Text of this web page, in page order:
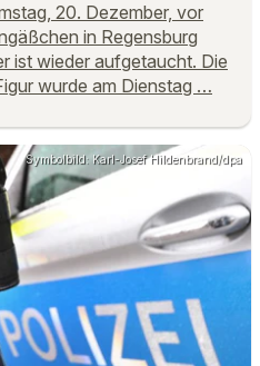
20. Dezember, vor
in Regensburg
ist wieder aufgetaucht. Die
wurde am Dienstag …
Symbolbild: Karl-Josef Hildenbrand/dpa